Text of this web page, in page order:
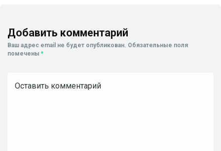
Добавить комментарий
Ваш адрес email не будет опубликован. Обязательные поля
помечены *